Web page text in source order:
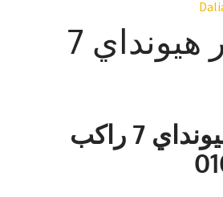
سعر ايجار هيونداي 7
سعر ايجار هيونداي 7 راكب